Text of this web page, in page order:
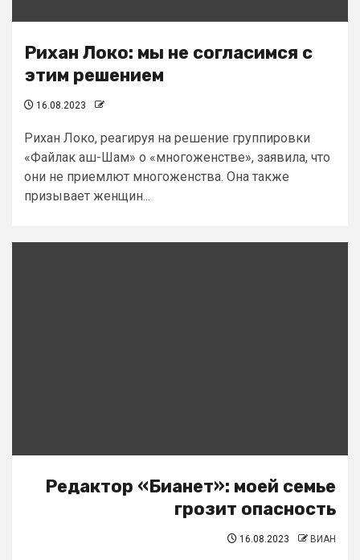
Рихан Локо: мы не согласимся с
этим решением
16.08.2023
Рихан Локо, реагируя на решение группировки
«Файлак аш-Шам» о «многоженстве», заявила, что
они не приемлют многоженства. Она также
призывает женщин...
Редактор «Бианет»: моей семье
грозит опасность
16.08.2023 ВИАН